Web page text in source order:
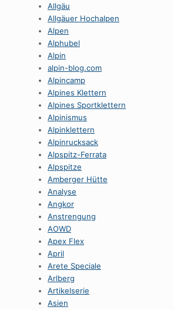
Allgäu
Allgäuer Hochalpen
Alpen
Alphubel
Alpin
alpin-blog.com
Alpincamp
Alpines Klettern
Alpines Sportklettern
Alpinismus
Alpinklettern
Alpinrucksack
Alpspitz-Ferrata
Alpspitze
Amberger Hütte
Analyse
Angkor
Anstrengung
AOWD
Apex Flex
April
Arete Speciale
Arlberg
Artikelserie
Asien